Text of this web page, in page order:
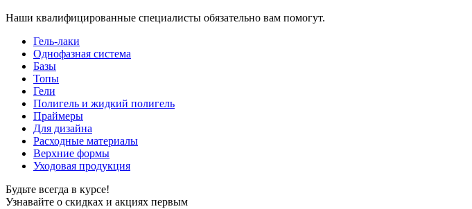
Наши квалифицированные специалисты обязательно вам помогут.
Гель-лаки
Однофазная система
Базы
Топы
Гели
Полигель и жидкий полигель
Праймеры
Для дизайна
Расходные материалы
Верхние формы
Уходовая продукция
Будьте всегда в курсе!
Узнавайте о скидках и акциях первым